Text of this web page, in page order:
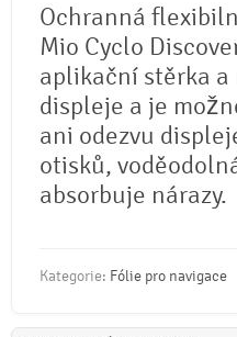
Ochranná
Mio Cyclo
aplikační stěrka
displeje a je
ani odezvu
otisků,
absorbuje nárazy.
Kategorie: Fólie pro navigace